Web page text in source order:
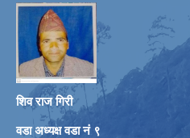
शिव राज गिरी
वडा अध्यक्ष वडा नं ९